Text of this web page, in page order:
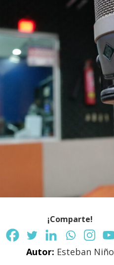
¡Comparte!
Autor: Esteban Niño